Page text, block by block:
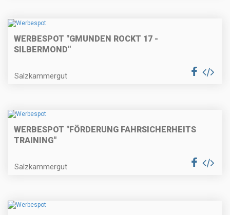
WERBESPOT "GMUNDEN ROCKT 17 -
SILBERMOND"
Salzkammergut
WERBESPOT "FÖRDERUNG FAHRSICHERHEITS
TRAINING"
Salzkammergut